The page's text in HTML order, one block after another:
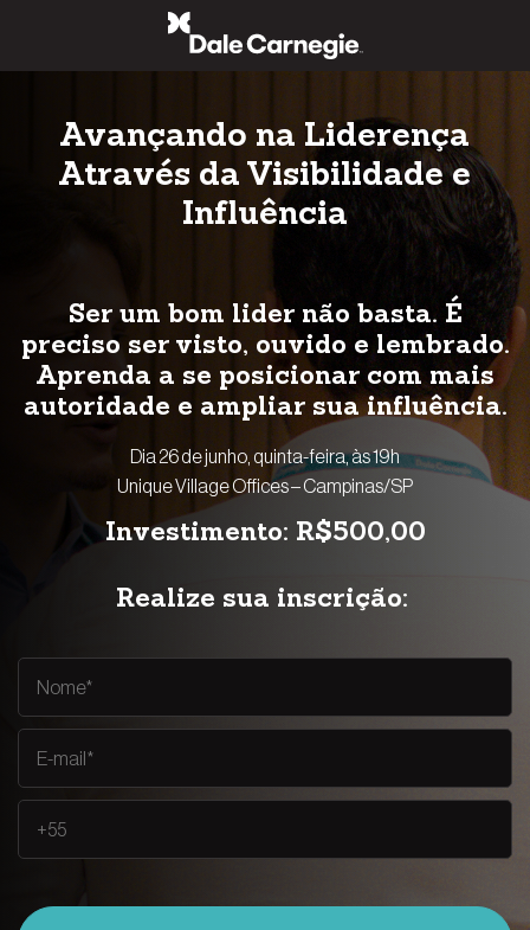
o
Avançando na Liderença
Através da Visibilidade e
Influência
Ser um bom lider não basta. É
preciso ser visto, ouvido e lembrado.
Aprenda a se posicionar com mais
autoridade e ampliar sua influência.
Dia 26 de junho, quinta-feira, às 19h
Unique Village Offices – Campinas/SP
Investimento: R$500,00
Realize sua inscrição: